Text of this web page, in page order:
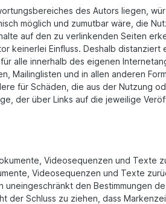
des Autors liegen,
möglich und zumutbar wäre, die
auf den zu verlinkenden Seiten
Einfluss. Deshalb distanziert
alle innerhalb des eigenen
Mailinglisten und in allen anderen
für Schäden, die aus der Nutzung
der über Links auf die jeweilige
Videosequenzen und Texte
Videosequenzen und Texte
den Bestimmungen
der Schluss zu ziehen, dass